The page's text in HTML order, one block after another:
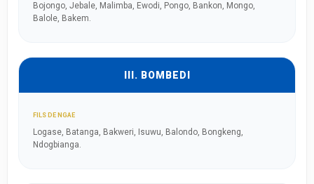
Bojongo, Jebale, Malimba, Ewodi, Pongo, Bankon, Mongo,
Balole, Bakem.
III. BOMBEDI
FILS DE NGAE
Logase, Batanga, Bakweri, Isuwu, Balondo, Bongkeng,
Ndogbianga.